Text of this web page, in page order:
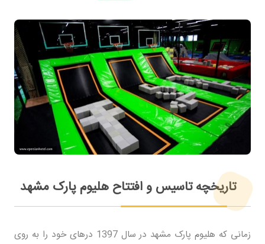
تاریخچه تاسیس و افتتاح هلیوم پارک مشهد
زمانی که هلیوم پارک مشهد در سال 1397 درهای خود را به روی